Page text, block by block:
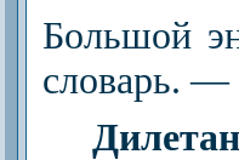
Большой
словарь. —